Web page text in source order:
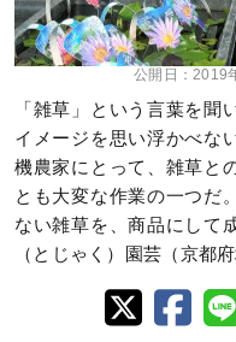
公開日：2019
「雑草」という言葉を聞
イメージを思い浮かべな
機農家にとって、雑草と
とも大変な作業の一つだ
ない雑草を、商品にして
（とじゃく）園芸（京都